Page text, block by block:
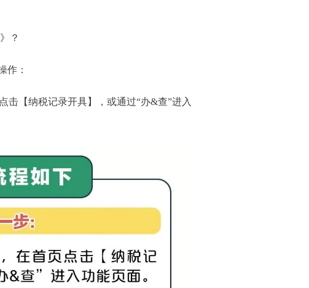
？
作：
【纳税记录开具】，或通过“办&查”进入